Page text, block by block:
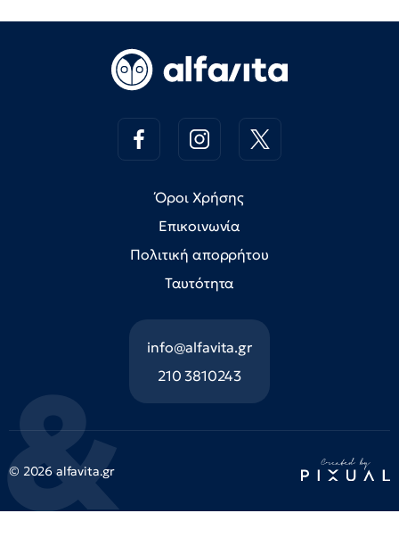
Όροι Χρήσης
Επικοινωνία
Πολιτική απορρήτου
Ταυτότητα
info@alfavita.gr
210 3810243
© 2026 alfavita.gr